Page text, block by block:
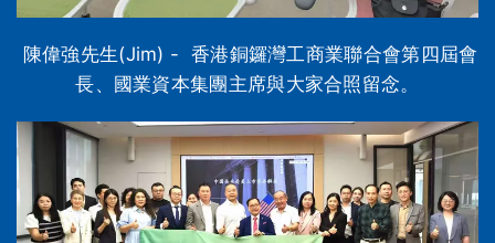
陳偉強先生(Jim) - 香港銅鑼灣工商業聯合會第四屆會
長、國業資本集團主席與大家合照留念。